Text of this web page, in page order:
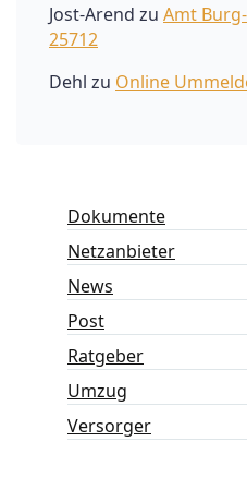
Jost-Arend zu Amt
25712
Dehl zu Online
Dokumente
Netzanbieter
News
Post
Ratgeber
Umzug
Versorger